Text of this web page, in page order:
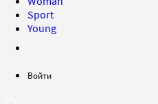
Sport
Young
Войти